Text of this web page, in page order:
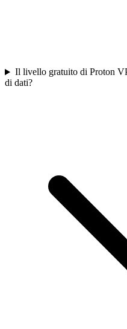
Il livello gratuito di Proton
di dati?